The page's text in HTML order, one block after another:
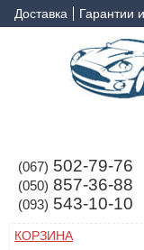
Доставка Гарантии
(067) 502-79-76
(050) 857-36-88
(093) 543-10-10
КОРЗИНА